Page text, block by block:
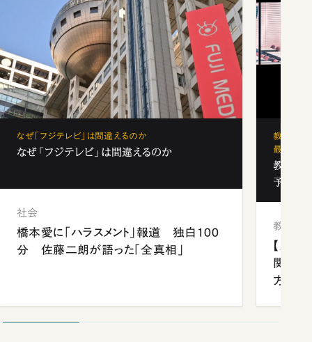
なぜ「フジテレビ」は間違えるのか
なぜ「フジテレビ」は間違えるのか
社会
橋本愛に「ハラスメント」報道 独白100
分 佐藤二朗が語った「全真相」
教育の地
最新勢力
教育の
予備校
教育
【九州
関西
方